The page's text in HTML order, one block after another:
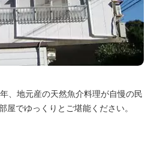
、地元産の天然魚介料理が自慢の民
屋でゆっくりとご堪能ください。